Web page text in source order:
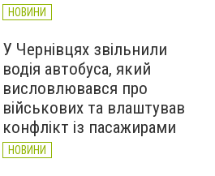
НОВИНИ
У Чернівцях звільнили
водія автобуса, який
висловлювався про
військових та влаштував
конфлікт із пасажирами
НОВИНИ